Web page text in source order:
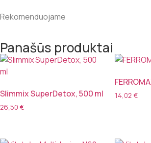
Rekomenduojame
Panašūs produktai
Slimmix SuperDetox, 500 ml
26,50 €
14,02 €